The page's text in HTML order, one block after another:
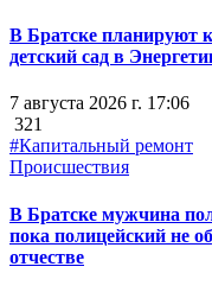
В Братске планируют
детский сад в
7 августа 2026 г. 17:06
321
#Капитальный ремонт
Происшествия
В Братске мужчина
пока полицейский не
отчестве